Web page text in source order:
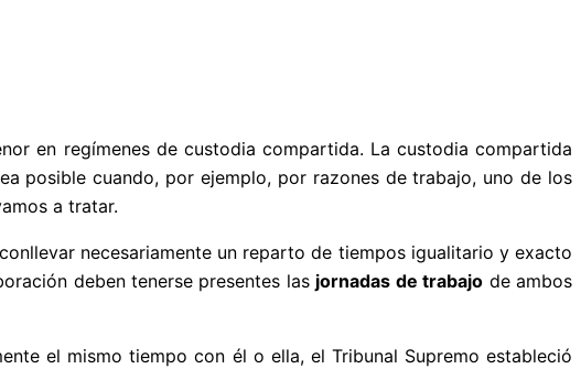
en regímenes de custodia compartida. La custodia compartida
posible cuando, por ejemplo, por razones de trabajo, uno de los
a tratar.
necesariamente un reparto de tiempos igualitario y exacto
deben tenerse presentes las jornadas de trabajo de ambos
el mismo tiempo con él o ella, el Tribunal Supremo estableció